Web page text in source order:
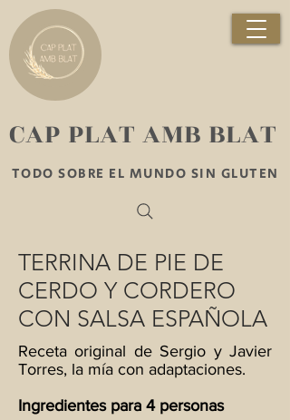
TODO SOBRE EL MUNDO SIN GLUTEN
​CAP PLAT AMB BLAT
TERRINA DE PIE DE
CERDO Y CORDERO
CON SALSA ESPAÑOLA
Receta original de Sergio y Javier
Torres, la mía con adaptaciones.
Ingredientes para 4 personas